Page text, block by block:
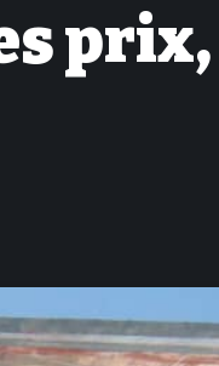
prix,